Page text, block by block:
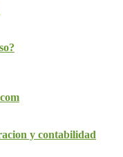
y contabilidad